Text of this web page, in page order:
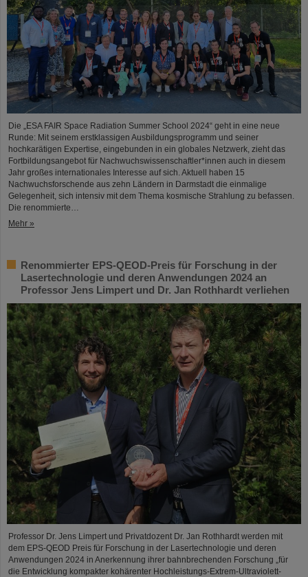
Die „ESA FAIR Space Radiation Summer School 2024“ geht in eine neue
Runde: Mit seinem erstklassigen Ausbildungsprogramm und seiner
hochkarätigen Expertise, eingebunden in ein globales Netzwerk, zieht das
Fortbildungsangebot für Nachwuchswissenschaftler*innen auch in diesem
Jahr großes internationales Interesse auf sich. Aktuell haben 15
Nachwuchsforschende aus zehn Ländern in Darmstadt die einmalige
Gelegenheit, sich intensiv mit dem Thema kosmische Strahlung zu befassen.
Die renommierte…
Mehr »
Renommierter EPS-QEOD-Preis für Forschung in der
Lasertechnologie und deren Anwendungen 2024 an
Professor Jens Limpert und Dr. Jan Rothhardt verliehen
Professor Dr. Jens Limpert und Privatdozent Dr. Jan Rothhardt werden mit
dem EPS-QEOD Preis für Forschung in der Lasertechnologie und deren
Anwendungen 2024 in Anerkennung ihrer bahnbrechenden Forschung „für
die Entwicklung kompakter kohärenter Hochleistungs-Extrem-Ultraviolett-